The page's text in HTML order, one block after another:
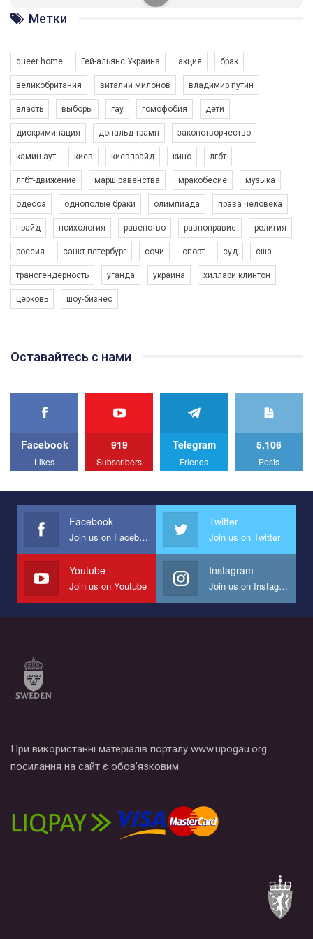
Автор видео - Queer-студия.
Метки
queer home Гей-альянс Украина акция брак
великобритания виталий милонов владимир путин
власть выборы гау гомофобия дети
дискриминация дональд трамп законотворчество
камин-аут киев киевпрайд кино лгбт
лгбт-движение марш равенства мракобесие музыка
одесса однополые браки олимпиада права человека
прайд психология равенство равноправие религия
россия санкт-петербург сочи спорт суд сша
трансгендерность уганда украина хиллари клинтон
церковь шоу-бизнес
Оставайтесь с нами
Facebook
Likes
919
Subscribers
Telegram
Friends
5,106
Posts
Facebook
Join us on Facebook
Twitter
Join us on Twitter
Youtube
Join us on Youtube
Instagram
Join us on Instagram
При використанні матеріалів порталу www.upogau.org
посилання на сайт є обов’язковим.